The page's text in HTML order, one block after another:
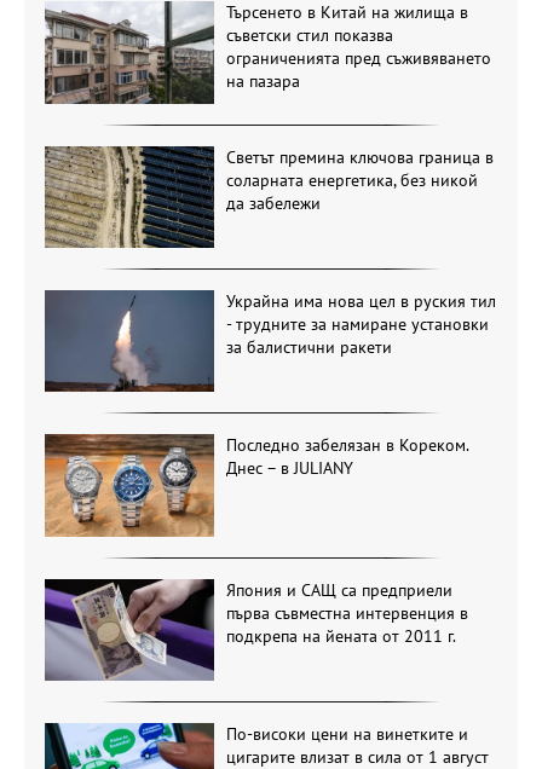
Търсенето в Китай на жилища в
съветски стил показва
ограниченията пред съживяването
на пазара
Светът премина ключова граница в
соларната енергетика, без никой
да забележи
Украйна има нова цел в руския тил
- трудните за намиране установки
за балистични ракети
Последно забелязан в Кореком.
Днес – в JULIANY
Япония и САЩ са предприели
първа съвместна интервенция в
подкрепа на йената от 2011 г.
По-високи цени на винетките и
цигарите влизат в сила от 1 август